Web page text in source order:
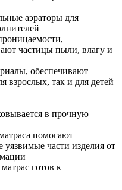
аэраторы для
частицы пыли, влагу и
обеспечивают
взрослых, так и для детей
в прочную
помогают
уязвимые части изделия от
готов к